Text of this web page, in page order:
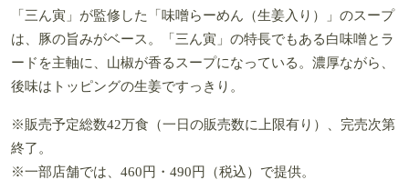
「 三ん寅」が監修した「味噌らーめん（生姜入り）」のスープ
は、豚の旨みがベース。「 三ん寅」の特長でもある白味噌とラ
ードを主軸に、山椒が香るスープになっている。濃厚ながら、
後味はトッピングの生姜ですっきり。
※販売予定総数42万食（一日の販売数に上限有り）、完売次第
終了。
※一部店舗では、460円・490円（税込）で提供。